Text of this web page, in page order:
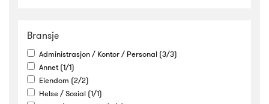
Bransje
Administrasjon / Kontor / Personal (3/3)
Annet(1/1)
Eiendom (2/2)
Helse / Sosial (1/1)